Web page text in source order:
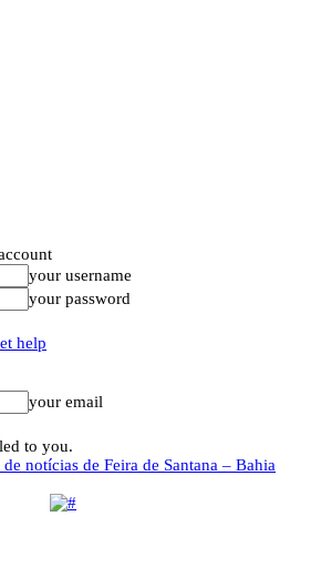
your username
your password
help
your email
to you.
notícias de Feira de Santana – Bahia